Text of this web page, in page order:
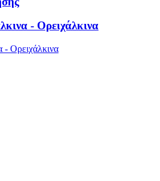
- Ορειχάλκινα
- Ορειχάλκινα